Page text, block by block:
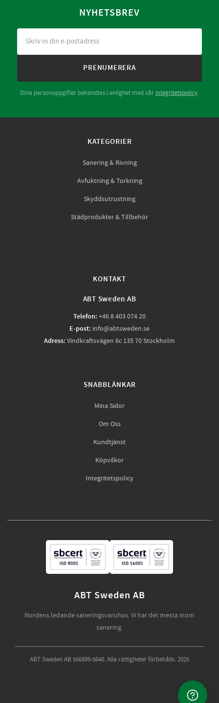
NYHETSBREV
PRENUMERERA
Dina personuppgifter behandlas i enlighet med vår integritetspolicy.
KATEGORIER
Sanering & Rivning
Avfuktning & Torkning
Skyddsutrustning
Städprodukter & Tillbehör
KONTAKT
ABT Sweden AB
Telefon: +46 8 403 074 20
E-post: info@abtsweden.se
Adress: Vindkraftsvägen 6c 135 70 Stockholm
SNABBLÄNKAR
Mina Sidor
Om Oss
Kundtjänst
Köpvilkor
Integritetspolicy
ABT Sweden AB
Nordens ledande saneringsvaruhus. Vi har det mesta inom
sanering.
ABT Sweden AB 556899-5640. Alla rättigheter förbehålls. 2025